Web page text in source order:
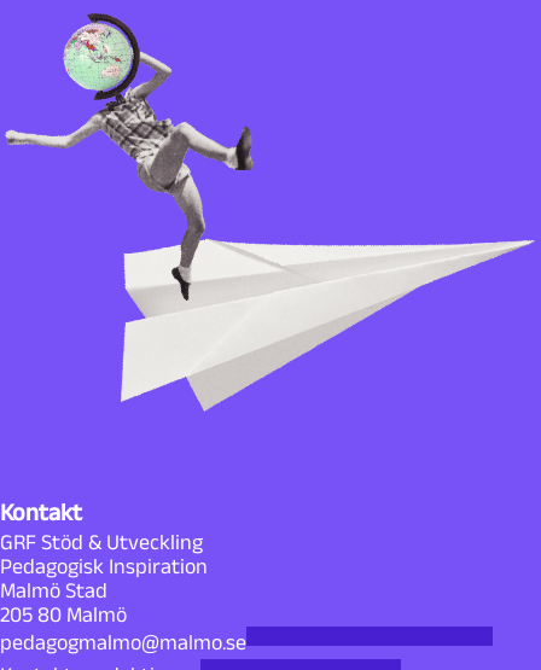
Kontakt
GRF Stöd & Utveckling
Pedagogisk Inspiration
Malmö Stad
205 80 Malmö
pedagogmalmo@malmo.se